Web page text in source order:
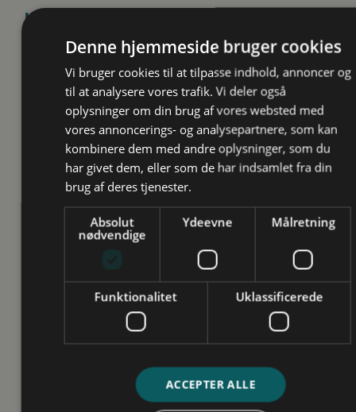
Kontakt os og hør om dine
muligheder
"Efter samtalen vidste jeg præcis, hvad
næste skridt var, og det gjorde mig mere
Denne hjemmeside bruger cookies
Vi bruger cookies til at tilpasse indhold, annoncer og
til at analysere vores trafik. Vi deler også
oplysninger om din brug af vores websted med
vores annoncerings- og analysepartnere, som kan
kombinere dem med andre oplysninger, som du
har givet dem, eller som de har indsamlet fra din
brug af deres tjenester.
Absolut
nødvendige
Ydeevne Målretning
Funktionalitet Uklassificerede
ACCEPTER ALLE